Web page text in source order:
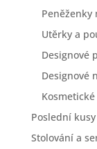
Peněženky
Utěrky a
Designové
Designové
Poslední kusy
Stolování a